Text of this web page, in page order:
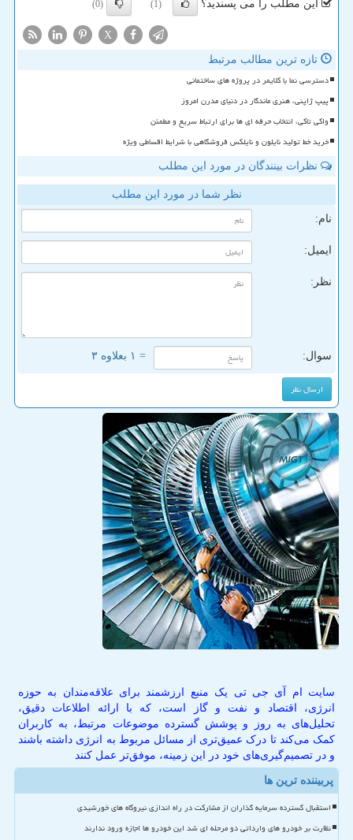
این مطلب را می پسندید؟ (1)
(0)
X
تازه ترین مطالب مرتبط
دسترسی نما با کلایمر در پروژه های ساختمانی
پیپ ژاپنی، هنری ماندگار در دنیای مدرن امروز
واکی تاکی، انتخاب حرفه ای ها برای ارتباط سریع و مطمئن
خرید خط تولید نایلون و نایلکس فروشگاهی با شرایط اقساطی ویژه
نظرات بینندگان در مورد این مطلب
نظر شما در مورد این مطلب
نام:
ایمیل:
نظر:
سوال: = ۱ بعلاوه ۳
سایت ام آی جی تی یک منبع ارزشمند برای علاقه‌مندان به حوزه
انرژی، اقتصاد و نفت و گاز است، که با ارائه اطلاعات دقیق،
تحلیل‌های به روز و پوشش گسترده موضوعات مرتبط، به کاربران
کمک می‌کند تا درک عمیق‌تری از مسائل مربوط به انرژی داشته باشند
و در تصمیم‌گیری‌های خود در این زمینه، موفق‌تر عمل کنند
پربیننده ترین ها
استقبال گسترده سرمایه گذاران از مشارکت در راه اندازی نیروگاه های خورشیدی
نظارت بر خودرو های وارداتی دو مرحله ای شد این خودرو ها اجازه ورود ندارند